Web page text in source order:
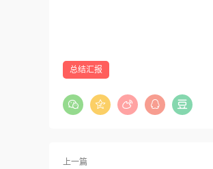
总结汇报
上一篇